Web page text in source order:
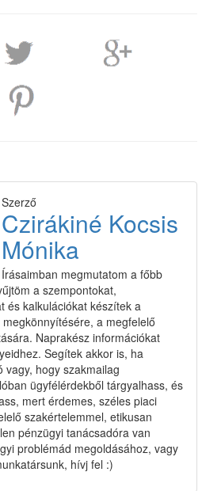
Szerző
Czirákiné Kocsis
Mónika
Írásaimban megmutatom a főbb
a szempontokat,
és kalkulációkat készítek a
a megfelelő
Naprakész információkat
Segítek akkor is, ha
vagy, hogy szakmailag
ügyfélérdekből tárgyalhass, és
mert érdemes, széles piaci
szakértelemmel, etikusan
pénzügyi tanácsadóra van
problémád megoldásához, vagy
hívj fel :)